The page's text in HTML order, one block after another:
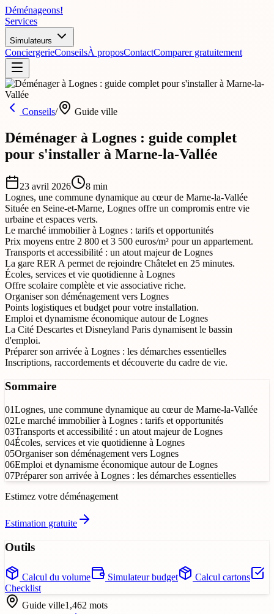
Déménageons!
Services
Simulateurs
ConciergerieConseilsÀ proposContactComparer gratuitement
Conseils/ Guide ville
Déménager à Lognes : guide complet
pour s'installer à Marne-la-Vallée
23 avril 2026 8 min
Lognes, une commune dynamique au cœur de Marne-la-Vallée
Située en Seine-et-Marne, Lognes offre un compromis entre vie
urbaine et espaces verts.
Le marché immobilier à Lognes : tarifs et opportunités
Prix moyens entre 2 800 et 3 500 euros/m² pour un appartement.
Transports et accessibilité : un atout majeur de Lognes
La gare RER A permet de rejoindre Châtelet en 25 minutes.
Écoles, services et vie quotidienne à Lognes
Offre scolaire complète et vie associative riche.
Organiser son déménagement vers Lognes
Points logistiques et budget pour votre installation.
Emploi et dynamisme économique autour de Lognes
La Cité Descartes et Disneyland Paris dynamisent le bassin
d'emploi.
Préparer son arrivée à Lognes : les démarches essentielles
Inscriptions, raccordements et découverte du cadre de vie.
Sommaire
01Lognes, une commune dynamique au cœur de Marne-la-Vallée
02Le marché immobilier à Lognes : tarifs et opportunités
03Transports et accessibilité : un atout majeur de Lognes
04Écoles, services et vie quotidienne à Lognes
05Organiser son déménagement vers Lognes
06Emploi et dynamisme économique autour de Lognes
07Préparer son arrivée à Lognes : les démarches essentielles
Estimez votre déménagement
Estimation gratuite
Outils
Calcul du volume Simulateur budget
Calcul cartons
Checklist
Guide ville1,462 mots